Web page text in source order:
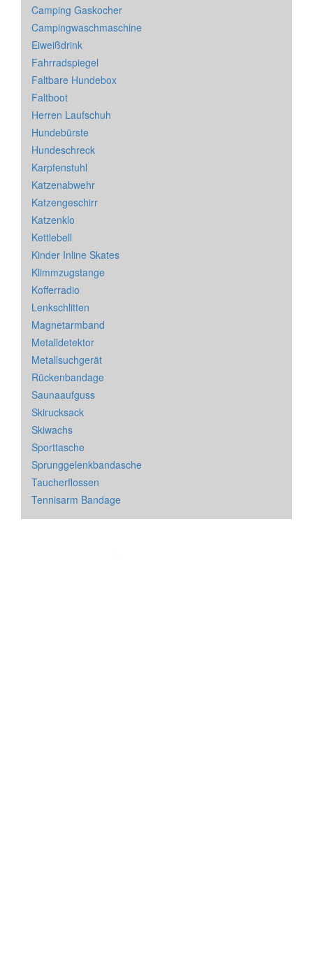
Camping Gaskocher
Campingwaschmaschine
Eiweißdrink
Fahrradspiegel
Faltbare Hundebox
Faltboot
Herren Laufschuh
Hundebürste
Hundeschreck
Karpfenstuhl
Katzenabwehr
Katzengeschirr
Katzenklo
Kettlebell
Kinder Inline Skates
Klimmzugstange
Kofferradio
Lenkschlitten
Magnetarmband
Metalldetektor
Metallsuchgerät
Rückenbandage
Saunaaufguss
Skirucksack
Skiwachs
Sporttasche
Sprunggelenkbandasche
Taucherflossen
Tennisarm Bandage